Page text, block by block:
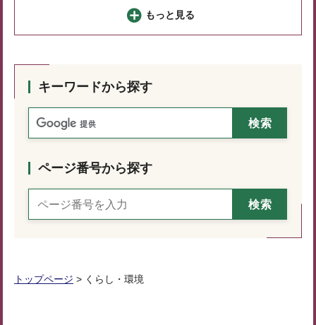
もっと見る
キーワードから探す
ページ番号から探す
トップページ > くらし・環境